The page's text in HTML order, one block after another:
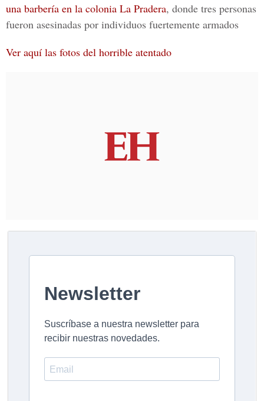
una barbería en la colonia La Pradera, donde tres personas
fueron asesinadas por individuos fuertemente armados
Ver aquí las fotos del horrible atentado